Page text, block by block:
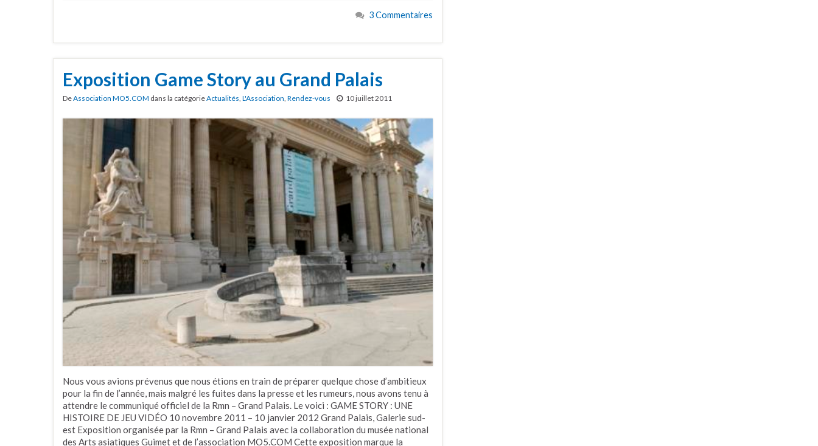
3 Commentaires
Exposition Game Story au Grand Palais
DeAssociation MO5.COM dans la catégorieActualités L'Association Rendez-vous 10 juillet 2011
Nous vous avions prévenus que nous étions en train de préparer quelque chose d’ambitieux
pour la fin de l’année, mais malgré les fuites dans la presse et les rumeurs, nous avons tenu à
attendre le communiqué officiel de la Rmn – Grand Palais. Le voici : GAME STORY : UNE
HISTOIRE DE JEU VIDÉO 10 novembre 2011 – 10 janvier 2012 Grand Palais, Galerie sud-
est Exposition organisée par la Rmn – Grand Palais avec la collaboration du musée national
des Arts asiatiques Guimet et de l’association MO5.COM Cette exposition marque la